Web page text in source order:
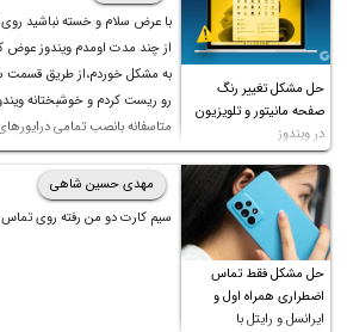
حل مشکل تغییر رنگ
صفحه مانیتور و تلویزیون
در ویندوز
به مشکل خوردم،از طریق قسمت
رو ریست کردم و خوشبختانه
متاسفانه بانصب تمامی
چه موقع کار چه موقع پخش فیلم
کیفیت)،با ابدیت کردن کارت
رنگ درست نشد (انگار تصویر
فرمایید باتشکر
حل مشکل فقط تماس
اضطراری همراه اول و
ایرانسل و رایتل با
مهدی حسین شاهی
سیم کارت دو من رفته روی